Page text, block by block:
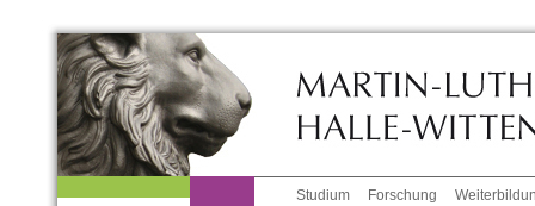
Studium Forschung